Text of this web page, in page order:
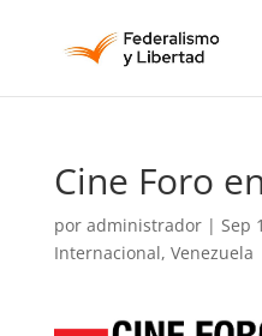
Cine Foro
por administrador| Sep
Internacional, Venezuela